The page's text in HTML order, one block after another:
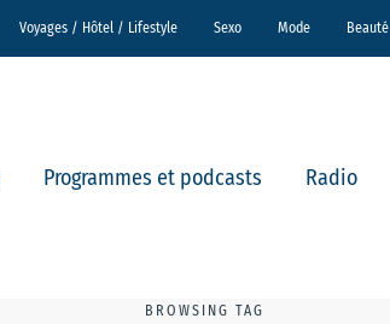
Voyages / Hôtel / Lifestyle Sexo Mode Beauté
Programmes et podcasts Radio
BROWSING TAG